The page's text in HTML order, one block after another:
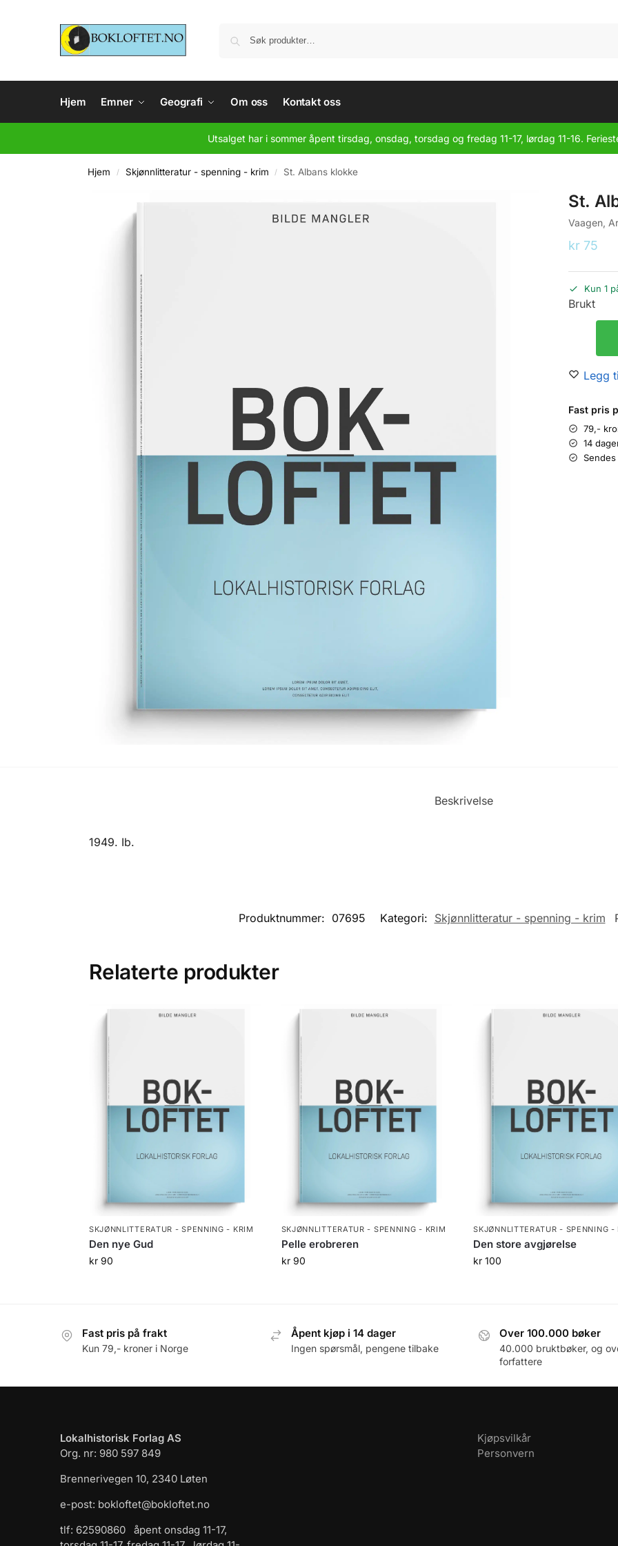
Hjem Emner Geografi Om oss Kontakt oss
Utsalget har i sommer åpent tirsdag, onsdag, torsdag og fredag 11-17, lørdag 11-16.
Hjem / Skjønnlitteratur - spenning - krim / St. Albans klokke
St.
Vaagen,
kr 75
Kun 1
Brukt
Legg
Fast pris
79,-
14
Beskrivelse
1949. Ib.
Produktnummer: 07695 Kategori: Skjønnlitteratur - spenning - krim
Relaterte produkter
SKJØNNLITTERATUR - SPENNING - KRIM
Den nye Gud
kr90
SKJØNNLITTERATUR - SPENNING - KRIM
Pelle erobreren
kr90
SKJØNNLITTERATUR - SPENNING -
Den store avgjørelse
kr 100
Fast pris på frakt
Kun 79,- kroner i Norge
Åpent kjøp i 14 dager
Ingen spørsmål, pengene tilbake
Over 100.000 bøker
40.000 bruktbøker, og
forfattere
Lokalhistorisk Forlag AS
Org. nr: 980 597 849
Brennerivegen 10, 2340 Løten
e-post: bokloftet@bokloftet.no
tlf: 62590860 åpent onsdag 11-17,
Kjøpsvilkår
Personvern